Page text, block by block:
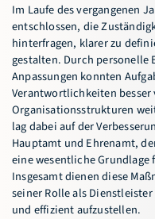
Im Laufe des vergangenen
entschlossen, die
hinterfragen, klarer zu
gestalten. Durch personelle
Anpassungen konnten
Verantwortlichkeiten
Organisationsstrukturen
lag dabei auf der
Hauptamt und Ehrenamt,
eine wesentliche
Insgesamt dienen diese
seiner Rolle als
und effizient aufzustellen.